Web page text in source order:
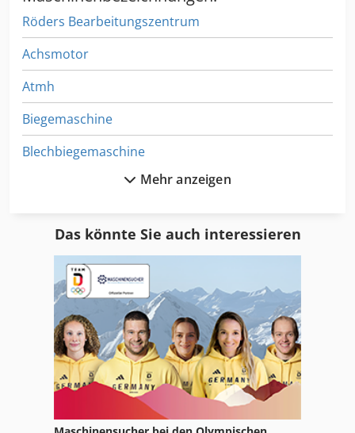
Röders Bearbeitungszentrum
Achsmotor
Atmh
Biegemaschine
Blechbiegemaschine
Donau Bohrmaschine
Hestika
Hoerbiger Origa
Infratirea
Mehr anzeigen
Das könnte Sie auch interessieren